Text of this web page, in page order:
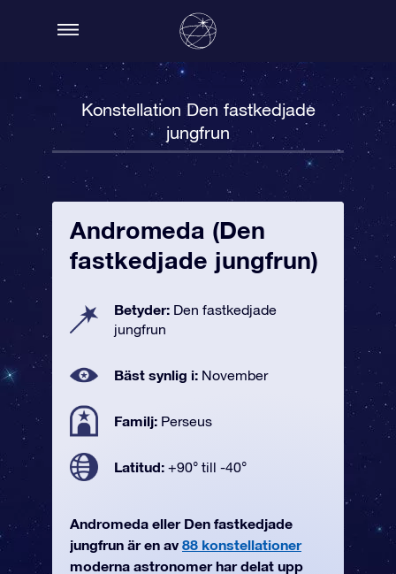
Konstellation Den fastkedjade
jungfrun
Andromeda (Den
fastkedjade jungfrun)
Betyder: Den fastkedjade
jungfrun
Bäst synlig i: November
Familj: Perseus
Latitud: +90° till -40°
Andromeda eller Den fastkedjade
jungfrun är en av 88 konstellationer
moderna astronomer har delat upp